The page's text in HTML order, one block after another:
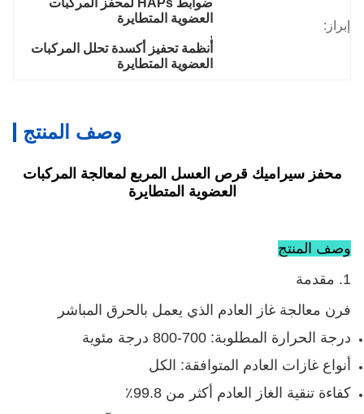
إبراز:
ضوابط HAPs لمحفز المركبات
العضوية المتطايرة
,
أنظمة تحفيز أكسدة تحلل المركبات
العضوية المتطايرة
وصف المنتج
محفز سيراميك قرص العسل المربع لمعالجة المركبات
العضوية المتطايرة
وصف المنتج
1. مقدمة
فرن معالجة غاز العادم الذي يعمل بالحرق المباشر
درجة الحرارة المطلوبة: 700-800 درجة مئوية
أنواع غازات العادم المتوافقة: الكل
كفاءة تنقية الغاز العادم أكثر من 99.8٪